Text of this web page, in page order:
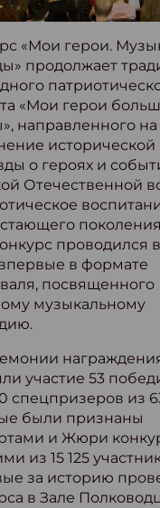
«Мои герои.
продолжает
«Мои герои
направленного на
исторической
о героях и
Отечественной
проводился
в формате
посвященного
музыкальному
участие 53
спецпризеров из
были признаны
и Жюри
из 15 125
за историю
в Зале